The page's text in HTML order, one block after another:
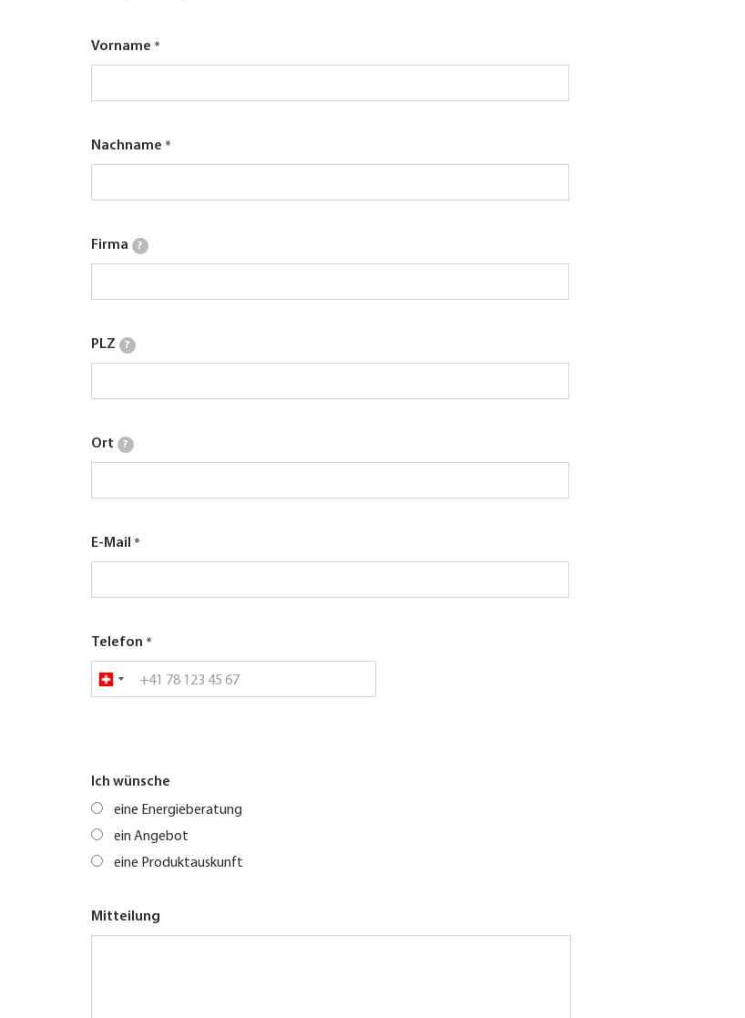
Vorname
Nachname
Firma ?
PLZ ?
Ort ?
E-Mail
Telefon
Ich wünsche
eine Energieberatung
ein Angebot
eine Produktauskunft
Mitteilung